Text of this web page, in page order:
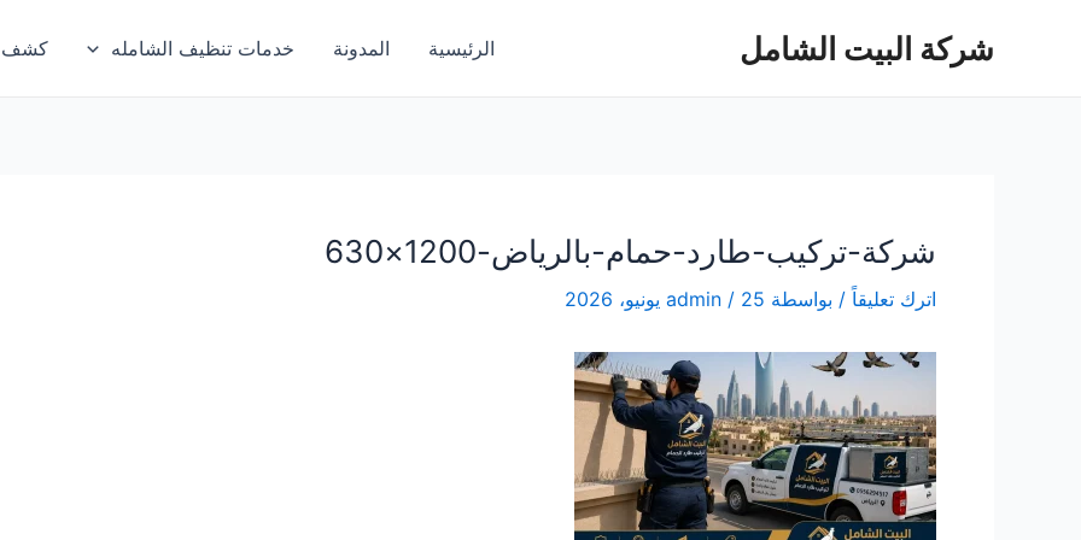
شركة البيت الشامل الرئيسية المدونة خدمات تنظيف الشامله كشف
شركة-تركيب-طارد-حمام-بالرياض-1200×630
اترك تعليقاً / بواسطة admin / 25 يونيو، 2026